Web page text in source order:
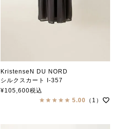
KristenseN DU NORD
シルクスカート I-357
クリステンセンドゥノルド
¥105,600税込
5.00 （1）